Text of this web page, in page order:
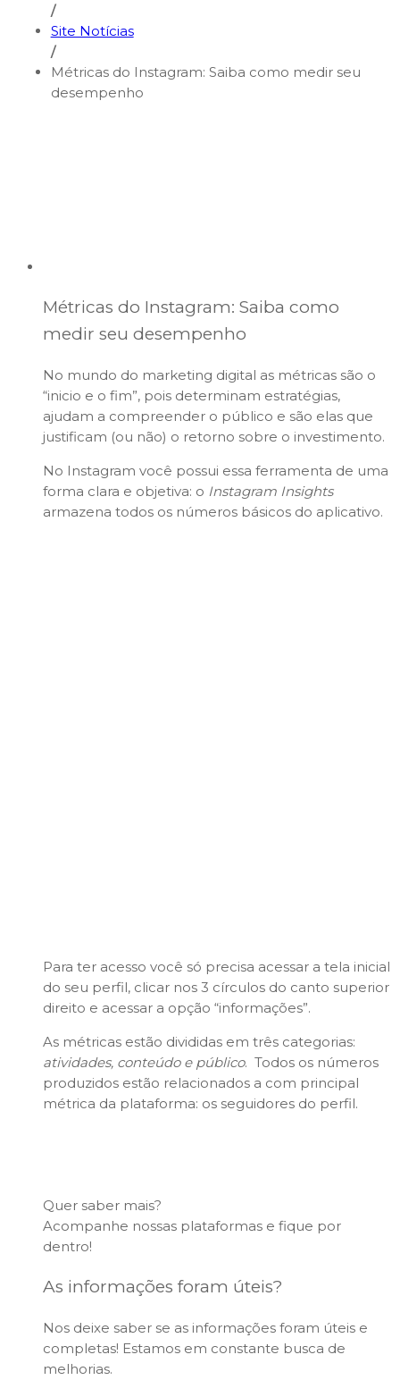
/
Site Notícias
/
Métricas do Instagram: Saiba como medir seu
desempenho
Métricas do Instagram: Saiba como
medir seu desempenho
No mundo do marketing digital as métricas são o
“inicio e o fim”, pois determinam estratégias,
ajudam a compreender o público e são elas que
justificam (ou não) o retorno sobre o investimento.
No Instagram você possui essa ferramenta de uma
forma clara e objetiva: o Instagram Insights
armazena todos os números básicos do aplicativo.
Para ter acesso você só precisa acessar a tela inicial
do seu perfil, clicar nos 3 círculos do canto superior
direito e acessar a opção “informações”.
As métricas estão divididas em três categorias:
atividades, conteúdo e público. Todos os números
produzidos estão relacionados a com principal
métrica da plataforma: os seguidores do perfil.
Quer saber mais?
Acompanhe nossas plataformas e fique por
dentro!
As informações foram úteis?
Nos deixe saber se as informações foram úteis e
completas! Estamos em constante busca de
melhorias.